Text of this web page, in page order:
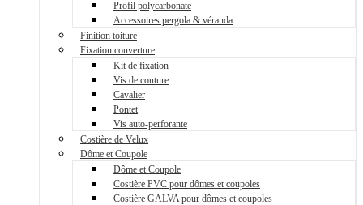
Profil polycarbonate
Accessoires pergola & véranda
Finition toiture
Fixation couverture
Kit de fixation
Vis de couture
Cavalier
Pontet
Vis auto-perforante
Costière de Velux
Dôme et Coupole
Dôme et Coupole
Costière PVC pour dômes et coupoles
Costière GALVA pour dômes et coupoles